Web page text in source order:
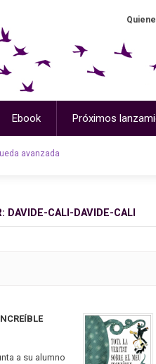
Ebook Próximos
avanzada
DAVIDE-CALI-DAVIDE-CALI
a su alumno